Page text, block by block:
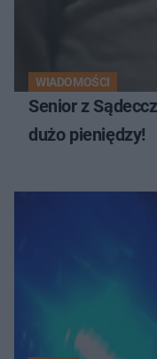
WIADOMOŚCI
Senior z
dużo pieniędzy!